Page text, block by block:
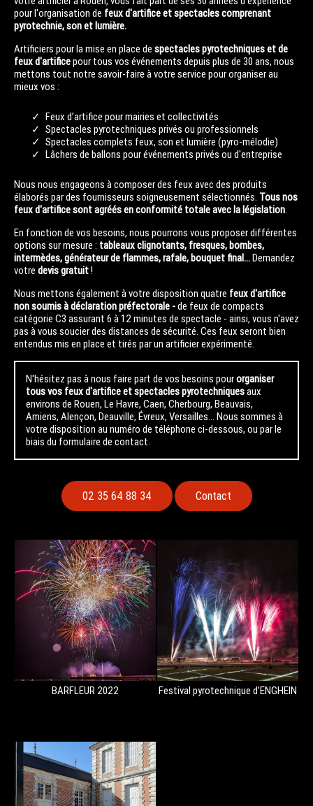
pour l'organisation de feux d'artifice et spectacles comprenant
pyrotechnie, son et lumière.
Artificiers pour la mise en place de spectacles pyrotechniques et de
feux d'artificepour tous vos événements depuis plus de 30 ans, nous
mettons tout notre savoir-faire à votre service pour organiser au
mieux vos :
Feux d’artifice pour mairies et collectivités
Spectacles pyrotechniques privés ou professionnels
Spectacles complets feux, son et lumière (pyro-mélodie)
Lâchers de ballons pour événements privés ou d'entreprise
Nous nous engageons à composer des feux avec des produits
élaborés par des fournisseurs soigneusement sélectionnés. Tous nos
feux d'artifice sont agréés en conformité totale avec la législation
En fonction de vos besoins, nous pourrons vous proposer différentes
options sur mesure : tableaux clignotants, fresques, bombes,
intermèdes, générateur de flammes, rafale, bouquet final…Demandez
votre devis gratuit!
Nous mettons également à votre disposition quatre feux d'artifice
non soumis à déclaration préfectorale -de feux de compacts
catégorie C3 assurant 6 à 12 minutes de spectacle - ainsi, vous n'avez
pas à vous soucier des distances de sécurité. Ces feux seront bien
entendus mis en place et tirés par un artificier expérimenté.
N'hésitez pas à nous faire part de vos besoins pourorganiser
tous vos feux d'artifice et spectacles pyrotechniquesaux
environs de Rouen, Le Havre, Caen, Cherbourg, Beauvais,
Amiens, Alençon, Deauville, Évreux, Versailles... Nous sommes à
votre disposition au numéro de téléphone ci-dessous, ou par le
biais du formulaire de contact.
02 35 64 88 34 Contact
BARFLEUR 2022 Festival pyrotechnique d'ENGHEIN